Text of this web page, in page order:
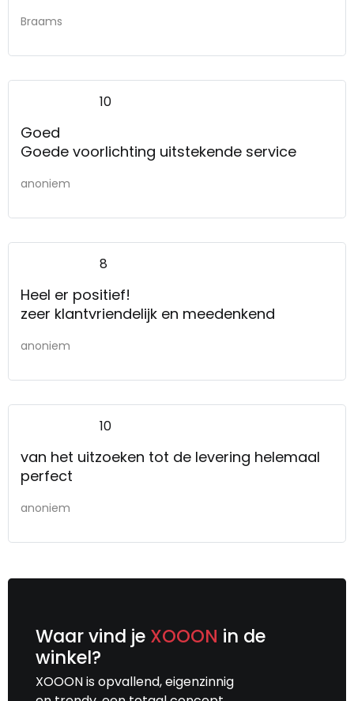
kennis en kunde op dit niveau te hebben.
Braams
10
Goed
Goede voorlichting uitstekende service
anoniem
8
Heel er positief!
zeer klantvriendelijk en meedenkend
anoniem
10
van het uitzoeken tot de levering helemaal
perfect
anoniem
Waar vind je XOOON in de
winkel?
XOOON is opvallend, eigenzinnig